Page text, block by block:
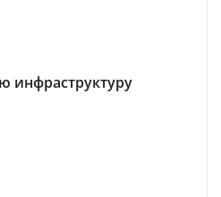
инфраструктуру